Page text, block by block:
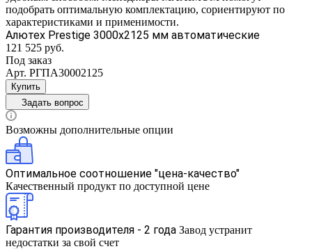
подобрать оптимальную комплектацию, сориентируют по
характеристиками и применимости.
Алютех Prestige 3000x2125 мм автоматические
121 525 руб.
Под заказ
Арт. РГПА30002125
Купить
Задать вопрос
Возможны дополнительные опции
Оптимальное соотношение "цена-качество"
Качественный продукт по доступной цене
Гарантия производителя - 2 года Завод устранит
недостатки за свой счет